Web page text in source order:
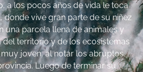
a los pocos años de vida le toca
donde vive gran parte de su niñez
una parcela llena de animales y
del territorio y de los ecosistemas
joven, al notar los abruptos
Luego de terminar su